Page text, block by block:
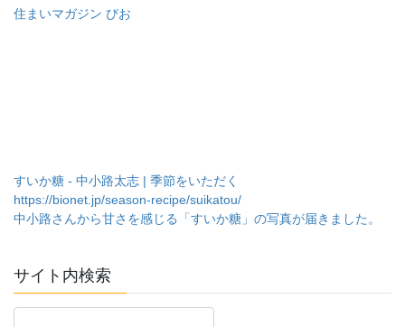
住まいマガジン びお
すいか糖 - 中小路太志 | 季節をいただく
https://bionet.jp/season-recipe/suikatou/
中小路さんから甘さを感じる「すいか糖」の写真が届きました。
サイト内検索